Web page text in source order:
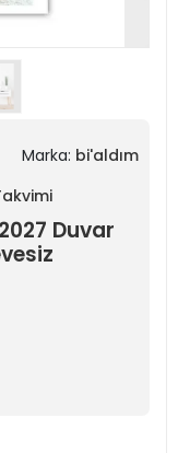
Marka: bi'aldım
Duvar